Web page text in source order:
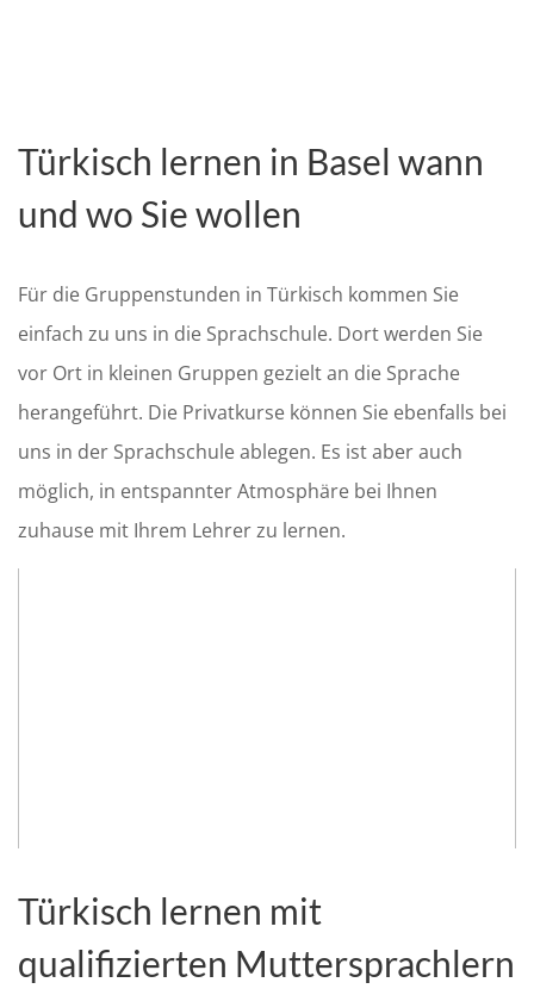
Türkisch lernen in Basel wann
und wo Sie wollen
Für die Gruppenstunden in Türkisch kommen Sie
einfach zu uns in die Sprachschule. Dort werden Sie
vor Ort in kleinen Gruppen gezielt an die Sprache
herangeführt. Die Privatkurse können Sie ebenfalls bei
uns in der Sprachschule ablegen. Es ist aber auch
möglich, in entspannter Atmosphäre bei Ihnen
zuhause mit Ihrem Lehrer zu lernen.
Türkisch lernen mit
qualifizierten Muttersprachlern